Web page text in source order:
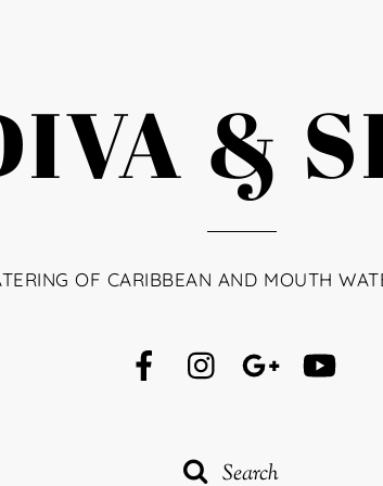
&
OF CARIBBEAN AND MOUTH